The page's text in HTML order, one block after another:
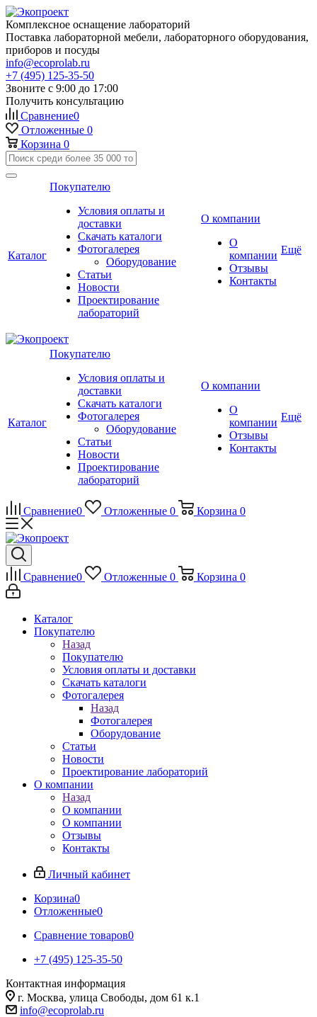
Комплексное оснащение лабораторий
Поставка лабораторной мебели, лабораторного оборудования,
приборов и посуды
info@ecoprolab.ru
+7 (495) 125-35-50
Звоните с 9:00 до 17:00
Получить консультацию
Сравнение0
Отложенные 0
Корзина 0
Каталог
Покупателю
Условия оплаты и
доставки
Скачать каталоги
Фотогалерея
Оборудование
Статьи
Новости
Проектирование
лабораторий
О компании
О
компании
Отзывы
Контакты
Ещё
Каталог
Покупателю
Условия оплаты и
доставки
Скачать каталоги
Фотогалерея
Оборудование
Статьи
Новости
Проектирование
лабораторий
О компании
О
компании
Отзывы
Контакты
Ещё
Сравнение0 Отложенные 0 Корзина 0
Сравнение0 Отложенные 0 Корзина 0
Каталог
Покупателю
Назад
Покупателю
Условия оплаты и доставки
Скачать каталоги
Фотогалерея
Назад
Фотогалерея
Оборудование
Статьи
Новости
Проектирование лабораторий
О компании
Назад
О компании
О компании
Отзывы
Контакты
Личный кабинет
Корзина0
Отложенные0
Сравнение товаров0
+7 (495) 125-35-50
Контактная информация
г. Москва, улица Свободы, дом 61 к.1
info@ecoprolab.ru